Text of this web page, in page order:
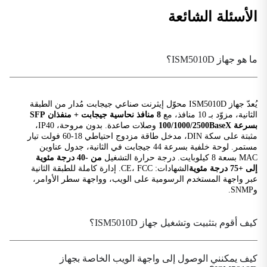
IEEE 802.3ad
IEEE 802.3u
إيثرنت سريع
التحكم في التدفق
IEEE 802.3z
إيثرنت جيجابت
معايير RFC
RFC 1059، 1119
NTPv1/2
RFC 1191
اكتشاف مسار MTU
RFC 1403
تفاعل BGP OSPF
الأسئلة الشائعة
ما هو جهاز ISM5010D؟
يُعدّ جهاز ISM5010D محوّل إيثرنت صناعي جيجابت مُدار من الطبقة
الثانية، مزوّد بـ 10 منافذ، مع
8 منافذ نحاسية جيجابت + منفذان SFP
بسرعة 100/1000/2500BaseX
وصلات صاعدة. بدون مروحة، IP40،
مثبتة على سكة DIN، مدخل طاقة مزدوج احتياطي 18-60 فولت تيار
مستمر. لوحة خلفية بسرعة 44 جيجابت في الثانية، جدول عناوين
MAC بسعة 8 كيلوبايت. درجة حرارة التشغيل
من -40 درجة مئوية
إلى +75 درجة مئوية
الشهادات: CE، FCC. إدارة كاملة للطبقة الثانية
عبر واجهة المستخدم الرسومية على الويب، وواجهة سطر الأوامر،
وSNMP.
كيف أقوم بتثبيت وتشغيل جهاز ISM5010D؟
كيف يمكنني الوصول إلى واجهة الويب الخاصة بجهاز